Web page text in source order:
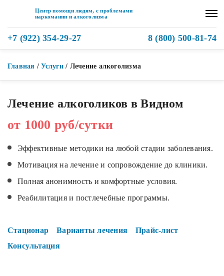
Центр помощи людям, с проблемами
наркомании и алкоголизма
+7 (922) 354-29-27 8 (800) 500-81-74
Главная /Услуги/ Лечение алкоголизма
Лечение алкоголиков в Видном
от 1000 руб/сутки
Эффективные методики на любой стадии заболевания.
Мотивация на лечение и сопровождение до клиники.
Полная анонимность и комфортные условия.
Реабилитация и постлечебные программы.
Стационар Варианты лечения
Прайс-лист
Консультация